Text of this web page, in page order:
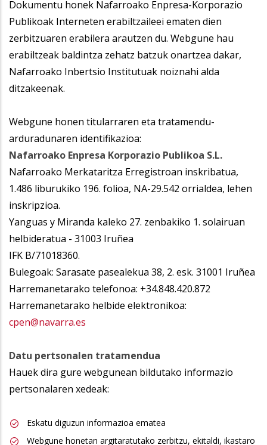
Dokumentu honek Nafarroako Enpresa-Korporazio
Publikoak Interneten erabiltzaileei ematen dien
zerbitzuaren erabilera arautzen du. Webgune hau
erabiltzeak baldintza zehatz batzuk onartzea dakar,
Nafarroako Inbertsio Institutuak noiznahi alda
ditzakeenak.
Webgune honen titularraren eta tratamendu-
arduradunaren identifikazioa:
Nafarroako Enpresa Korporazio Publikoa S.L.
Nafarroako Merkataritza Erregistroan inskribatua,
1.486 liburukiko 196. folioa, NA-29.542 orrialdea, lehen
inskripzioa.
Yanguas y Miranda kaleko 27. zenbakiko 1. solairuan
helbideratua - 31003 Iruñea
IFK B/71018360.
Bulegoak: Sarasate pasealekua 38, 2. esk. 31001 Iruñea
Harremanetarako telefonoa: +34.848.420.872
Harremanetarako helbide elektronikoa:
cpen@navarra.es
Datu pertsonalen tratamendua
Hauek dira gure webgunean bildutako informazio
pertsonalaren xedeak:
Eskatu diguzun informazioa ematea
Webgune honetan argitaratutako zerbitzu, ekitaldi, ikastaro